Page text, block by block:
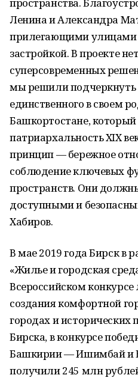
Ленина и Александра
прилегающими улицами
застройкой. В проекте
суперсовременных
мы решили подчеркнуть
единственного в своем
Башкортостане,
патриархальность XIX
принцип — бережное
соблюдение ключевых
пространств. Они
доступными и
Хабиров.
В мае 2019 года Бирск в
«Жилье и городская
Всероссийском
создания комфортной
городах и исторических
Бирска, в конкурсе
Башкирии — Ишимбай и
получили 245 млн